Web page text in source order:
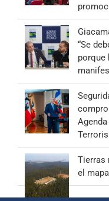
“Se
porque
Tierras
el